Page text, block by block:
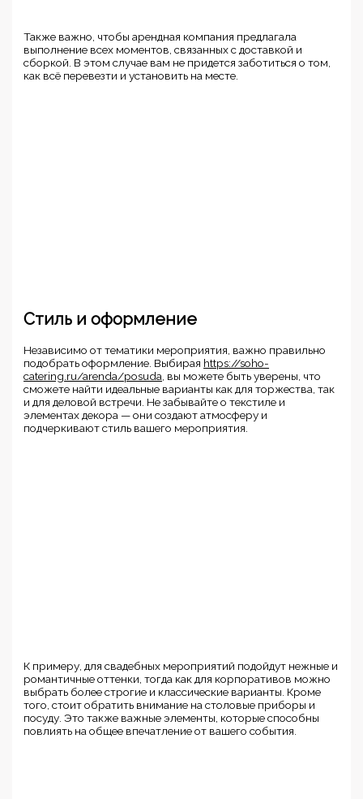
Также важно, чтобы арендная компания предлагала
выполнение всех моментов, связанных с доставкой и
сборкой. В этом случае вам не придется заботиться о том,
как всё перевезти и установить на месте.
Стиль и оформление
Независимо от тематики мероприятия, важно правильно
подобрать оформление. Выбирая https://soho-
catering.ru/arenda/posuda , вы можете быть уверены, что
сможете найти идеальные варианты как для торжества, так
и для деловой встречи. Не забывайте о текстиле и
элементах декора — они создают атмосферу и
подчеркивают стиль вашего мероприятия.
К примеру, для свадебных мероприятий подойдут нежные и
романтичные оттенки, тогда как для корпоративов можно
выбрать более строгие и классические варианты. Кроме
того, стоит обратить внимание на столовые приборы и
посуду. Это также важные элементы, которые способны
повлиять на общее впечатление от вашего события.